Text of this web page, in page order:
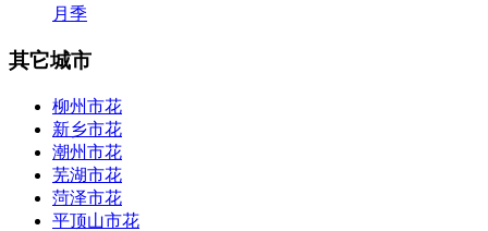
月季
其它城市
柳州市花
新乡市花
潮州市花
芜湖市花
菏泽市花
平顶山市花